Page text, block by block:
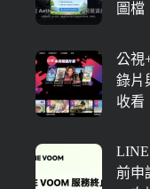
圖檔
公視
錄片
收看
前申